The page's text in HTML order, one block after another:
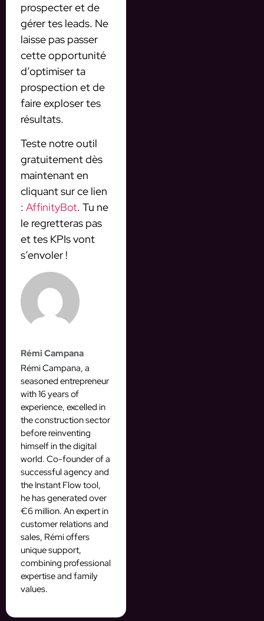
prospecter et de
gérer tes leads. Ne
laisse pas passer
cette opportunité
d’optimiser ta
prospection et de
faire exploser tes
résultats.
Teste notre outil
gratuitement dès
maintenant en
cliquant sur ce lien
: AffinityBot. Tu ne
le regretteras pas
et tes KPIs vont
s’envoler !
Rémi Campana
Rémi Campana, a
seasoned entrepreneur
with 16 years of
experience, excelled in
the construction sector
before reinventing
himself in the digital
world. Co-founder of a
successful agency and
the Instant Flow tool,
he has generated over
€6 million. An expert in
customer relations and
sales, Rémi offers
unique support,
combining professional
expertise and family
values.